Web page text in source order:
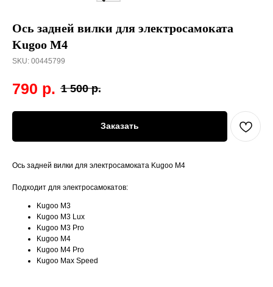
Ось задней вилки для электросамоката
Kugoo M4
SKU: 00445799
790 р. 1 500 р.
Заказать
Ось задней вилки для электросамоката Kugoo M4
Подходит для электросамокатов:
Kugoo M3
Kugoo M3 Lux
Kugoo M3 Pro
Kugoo M4
Kugoo M4 Pro
Kugoo Max Speed